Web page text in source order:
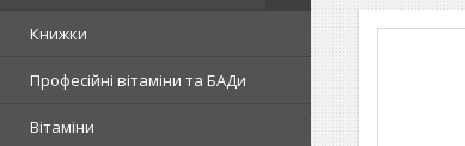
Книжки
Професійні вітаміни та БАДи
Вітаміни